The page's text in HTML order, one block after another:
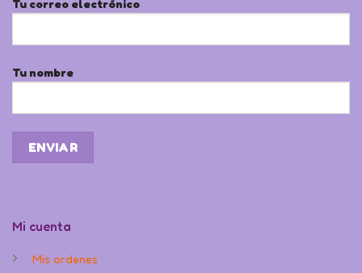
Mi cuenta
Mis ordenes
Tu correo electrónico
Tu nombre